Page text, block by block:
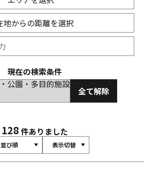
地からの距離を選択
現在の検索条件
公園・多目的施設
全て解除
128 件ありました
並び順 表示切替